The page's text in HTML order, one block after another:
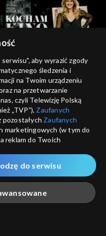
28.10.2012
Kocham Kino
aby wyrazić zgody
śledzenia i
na Twoim urządzeniu
na przetwarzanie
czyli Telewizję Polską
„TVP”), Zaufanych
pozostałych Zaufanych
marketingowych (w tym do
reklam do Twoich
na udostępnianie
odwiedzania przez
zwanych dalej
za pomocą
do serwisu